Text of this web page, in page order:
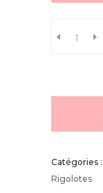
Catégories :
Rigolotes